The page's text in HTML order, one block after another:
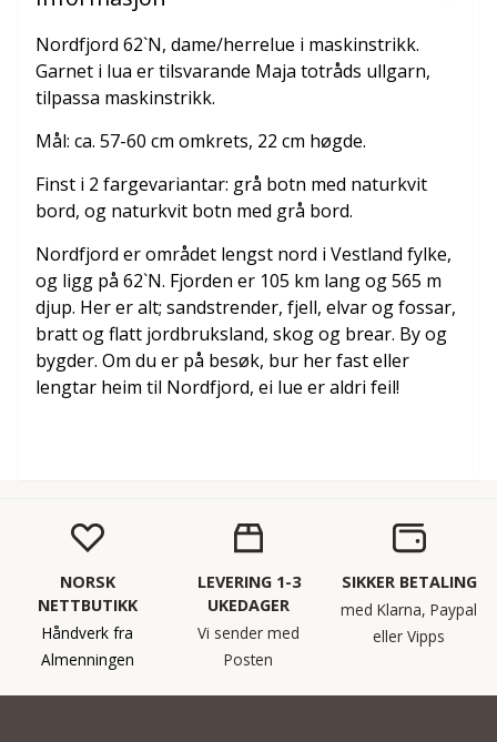
Nordfjord 62`N, dame/herrelue i maskinstrikk.
Garnet i lua er tilsvarande Maja totråds ullgarn,
tilpassa maskinstrikk.
Mål: ca. 57-60 cm omkrets, 22 cm høgde.
Finst i 2 fargevariantar: grå botn med naturkvit
bord, og naturkvit botn med grå bord.
Nordfjord er området lengst nord i Vestland fylke,
og ligg på 62`N. Fjorden er 105 km lang og 565 m
djup. Her er alt; sandstrender, fjell, elvar og fossar,
bratt og flatt jordbruksland, skog og brear. By og
bygder. Om du er på besøk, bur her fast eller
lengtar heim til Nordfjord, ei lue er aldri feil!
NORSK
NETTBUTIKK
Håndverk fra
Almenningen
LEVERING 1-3
UKEDAGER
Vi sender med
Posten
SIKKER BETALING
med Klarna, Paypal
eller Vipps